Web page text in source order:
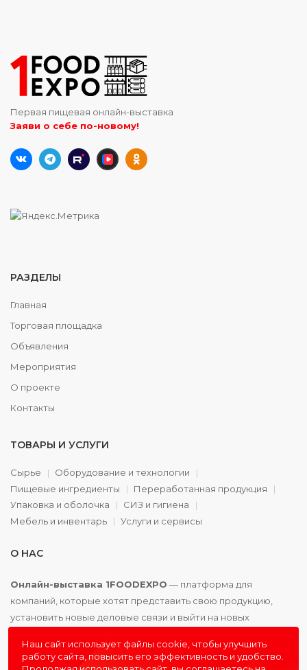
Первая пищевая онлайн-выставка
Заяви о себе по-новому!
РАЗДЕЛЫ
Главная
Торговая площадка
Объявления
Мероприятия
О проекте
Контакты
ТОВАРЫ И УСЛУГИ
Сырье
Оборудование и технологии
Пищевые ингредиенты
Переработанная продукция
Упаковка и оболочка
СИЗ и гигиена
Мебель и инвентарь
Услуги и сервисы
О НАС
Онлайн-выставка 1FOODEXPO — платформа для
компаний, которые хотят представить свою продукцию,
установить новые деловые связи и выйти на новых
Наш сайт использует файлы cookie, чтобы улучшить
работу сайта, повысить его эффективность и удобство.